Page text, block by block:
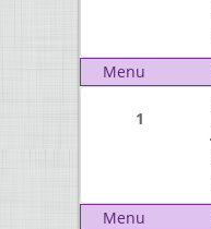
Menu
1
Menu